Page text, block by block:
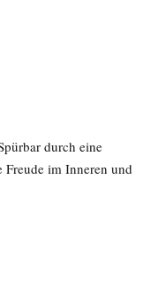
durch eine
Freude im Inneren und